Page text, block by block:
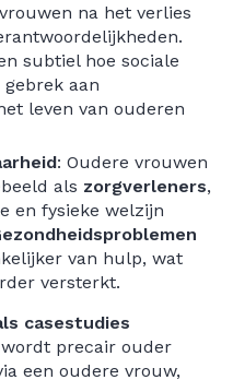
na het verlies
subtiel hoe sociale
aan
leven van ouderen
: Oudere vrouwen
als zorgverleners,
en fysieke welzijn
van hulp, wat
versterkt.
casestudies
precair ouder
een oudere vrouw,